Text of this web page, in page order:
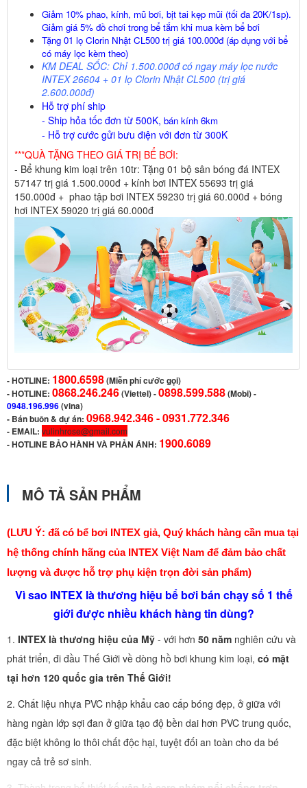
Giảm 10% phao, kính, mũ bơi, bịt tai kẹp mũi (tối đa 20K/1sp).
Giảm giá 5% đồ chơi trong bể tắm khi mua kèm bể bơi
Tặng 01 lọ Clorin Nhật CL500 trị giá 100.000đ (áp dụng với bể
có máy lọc kèm theo)
KM DEAL SỐC: Chỉ 1.500.000đ có ngay máy lọc nước
INTEX 26604 + 01 lọ Clorin Nhật CL500 (trị giá
2.600.000đ)
Hỗ trợ phí ship
- Ship hỏa tốc đơn từ 500K, bán kính 6km
- Hỗ trợ cước gửi bưu điện với đơn từ 300K
***QUÀ TẶNG THEO GIÁ TRỊ BỂ BƠI:
- Bể khung kim loại trên 10tr: Tặng 01 bộ sân bóng đá INTEX
57147 trị giá 1.500.000đ + kính bơi INTEX 55693 trị giá
150.000đ + phao tập bơi INTEX 59230 trị giá 60.000đ + bóng
hơi INTEX 59020 trị giá 60.000đ
-HOTLINE: 1800.6598(Miễn phí cước gọi)
- HOTLINE: 0868.246.246(Viettel)-0898.599.588(Mobi) -
0948.196.996(vina)
- Bán buôn & dự án: 0968.942.346 -0931.772.346
- EMAIL: vulinhrose@gmail.com
-HOTLINE BẢO HÀNH VÀ PHẢN ÁNH: 1900.6089
MÔ TẢ SẢN PHẨM
(LƯU Ý: đã có bể bơi INTEX giả, Quý khách hàng cần mua tại
hệ thống chính hãng của INTEX Việt Nam để đảm bảo chất
lượng và được hỗ trợ phụ kiện trọn đời sản phẩm)
Vì sao INTEX là thương hiệu bể bơi bán chạy số 1 thế
giới được nhiều khách hàng tin dùng?
1. INTEX là thương hiệu của Mỹ - với hơn 50 năm nghiên cứu và
phát triển, đi đầu Thế Giới về dòng hồ bơi khung kim loại, có mặt
tại hơn 120 quốc gia trên Thế Giới!
2. Chất liệu nhựa PVC nhập khẩu cao cấp bóng đẹp, ở giữa với
hàng ngàn lớp sợi đan ở giữa tạo độ bền dai hơn PVC trung quốc,
đặc biệt không lo thôi chất độc hại, tuyệt đối an toàn cho da bé
ngay cả trẻ sơ sinh.